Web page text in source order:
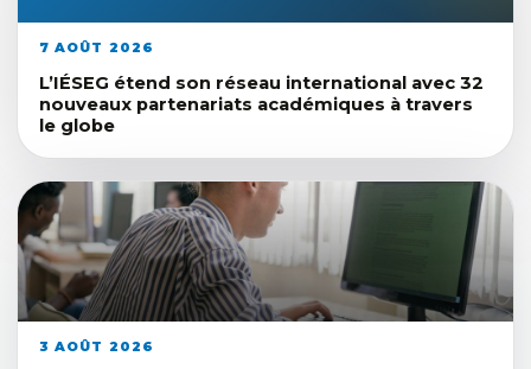
7 AOÛT 2026
L’IÉSEG étend son réseau international avec 32
nouveaux partenariats académiques à travers
le globe
3 AOÛT 2026